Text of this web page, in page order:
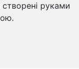
руками